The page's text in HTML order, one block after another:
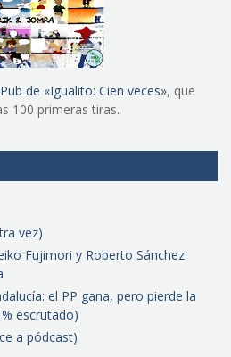
de «Igualito: Cien veces», que
100 primeras tiras.
vez)
Fujimori y Roberto Sánchez
el PP gana, pero pierde la
escrutado)
a pódcast)